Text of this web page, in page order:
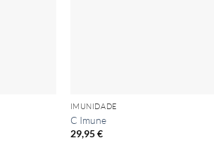
IMUNIDADE
C Imune
29,95€